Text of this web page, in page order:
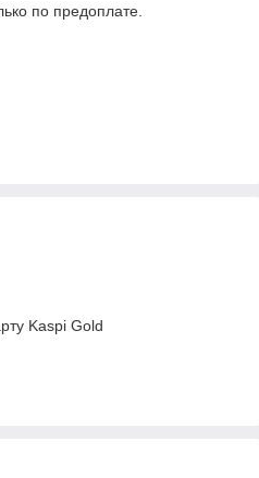
по предоплате.
Kaspi Gold